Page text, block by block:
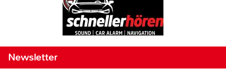
Newsletter